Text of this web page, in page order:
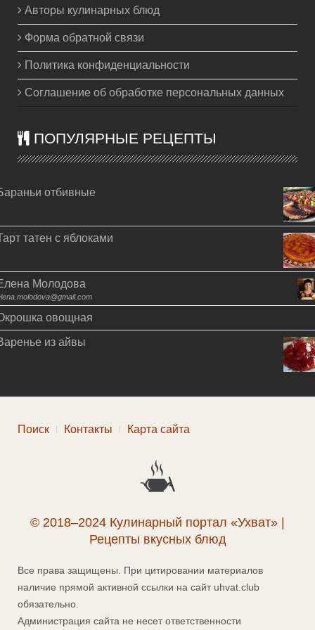
Авторы кулинарных блюд
Форма обратной связи
Политика конфиденциальности
Соглашение об обработке персональных данных
ПОПУЛЯРНЫЕ РЕЦЕПТЫ
отбивные
татен с яблоками
Молодова
овощная
из айвы
Поиск Контакты Карта сайта
© 2018–2024 Кулинарный портал «Ухват» |
Рецепты вкусных блюд
Все права защищены. При цитировании материалов
наличие прямой активной ссылки на сайт uhvat.club
обязательно.
Администрация сайта не несет ответственности